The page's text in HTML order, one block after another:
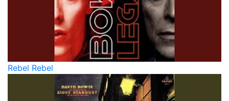
Rebel Rebel